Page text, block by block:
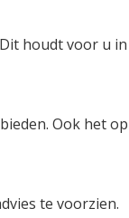
houdt voor u
Ook het
te voorzien.